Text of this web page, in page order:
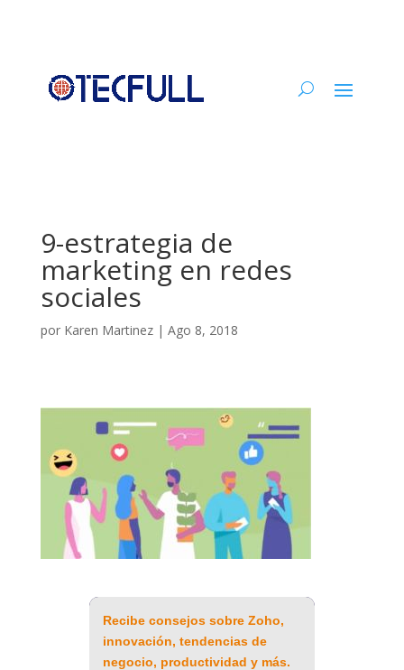
9-estrategia de
marketing en redes
sociales
por Karen Martinez| Ago 8, 2018
Recibe consejos sobre Zoho,
innovación, tendencias de
negocio, productividad y más.